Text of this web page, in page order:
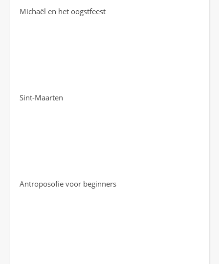
Michaël en het oogstfeest
Sint-Maarten
Antroposofie voor beginners